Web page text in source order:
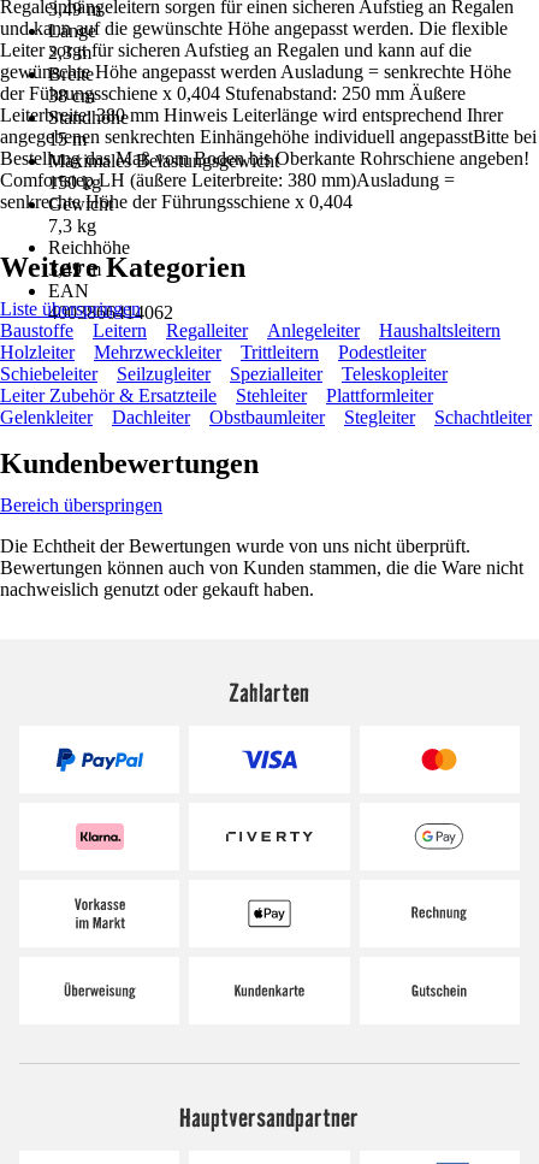
3,49 m
Länge
2,3 m
Breite
38 cm
Standhöhe
15 m
Maximales Belastungsgewicht
150 kg
Gewicht
7,3 kg
Reichhöhe
3,49 m
EAN
4003866414062
Regaleinhängeleitern sorgen für einen sicheren Aufstieg an Regalen
und kann auf die gewünschte Höhe angepasst werden. Die flexible
Leiter sorgt für sicheren Aufstieg an Regalen und kann auf die
gewünschte Höhe angepasst werden Ausladung = senkrechte Höhe
der Führungsschiene x 0,404 Stufenabstand: 250 mm Äußere
Leiterbreite: 380 mm Hinweis Leiterlänge wird entsprechend Ihrer
angegebenen senkrechten Einhängehöhe individuell angepasstBitte bei
Bestellung das Maß vom Boden bis Oberkante Rohrschiene angeben!
Comfortstep LH (äußere Leiterbreite: 380 mm)Ausladung =
senkrechte Höhe der Führungsschiene x 0,404
Weitere Kategorien
Liste überspringen
Baustoffe
Leitern Regalleiter Anlegeleiter
Haushaltsleitern
Holzleiter
Mehrzweckleiter Trittleitern
Podestleiter
Schiebeleiter
Seilzugleiter Spezialleiter
Teleskopleiter
Leiter Zubehör & Ersatzteile
Stehleiter
Plattformleiter
Gelenkleiter
Dachleiter Obstbaumleiter Stegleiter Schachtleiter
Kundenbewertungen
Bereich überspringen
Die Echtheit der Bewertungen wurde von uns nicht überprüft.
Bewertungen können auch von Kunden stammen, die die Ware nicht
nachweislich genutzt oder gekauft haben.
Zahlarten
Hauptversandpartner